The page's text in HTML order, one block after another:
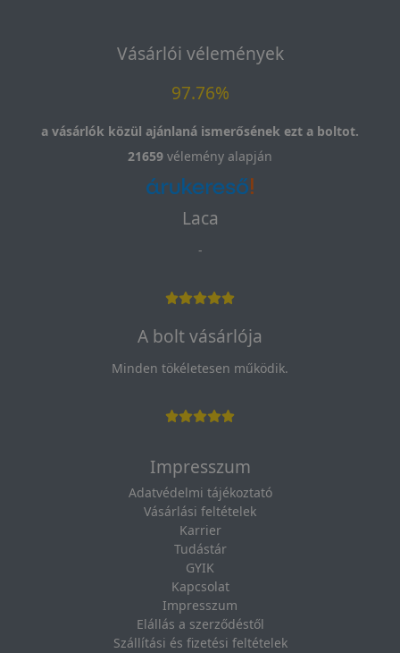
Vásárlói vélemények
97.76%
a vásárlók közül ajánlaná ismerősének ezt a boltot.
21659 vélemény alapján
Laca
-
A bolt vásárlója
Minden tökéletesen működik.
Impresszum
Adatvédelmi tájékoztató
Vásárlási feltételek
Karrier
Tudástár
GYIK
Kapcsolat
Impresszum
Elállás a szerződéstől
Szállítási és fizetési feltételek